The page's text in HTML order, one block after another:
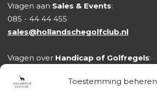
Toestemming beheren
Vragen aan Sales & Events:
085 - 44 44 455
sales@hollandschegolfclub.nl
Vragen over Handicap of Golfregels: